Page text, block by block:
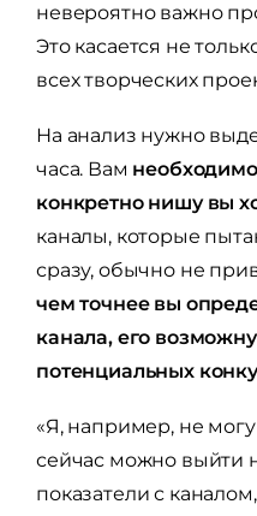
невероятно важно
Это касается не
всех творческих
На анализ нужно
часа. Вам
конкретно нишу вы
каналы, которые
сразу, обычно не
чем точнее вы
канала, его
потенциальных
«Я, например, не
сейчас можно выйти
показатели с